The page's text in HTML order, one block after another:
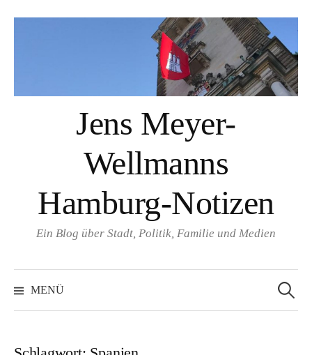
Jens Meyer-
Wellmanns
Hamburg-Notizen
Ein Blog über Stadt, Politik, Familie und Medien
MENÜ
nach: